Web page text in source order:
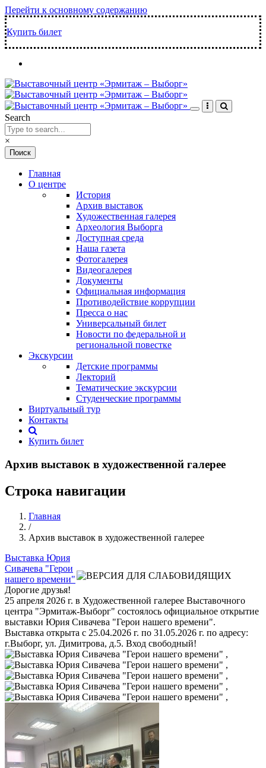
Перейти к основному содержанию
Купить билет
Search
×
Главная
О центре
История
Архив выставок
Художественная галерея
Археология Выборга
Доступная среда
Наша газета
Фотогалерея
Видеогалерея
Документы
Официальная информация
Противодействие коррупции
Пресса о нас
Универсальный билет
Новости по федеральной и
региональной повестке
Экскурсии
Детские программы
Лекторий
Тематические экскурсии
Студенческие программы
Виртуальный тур
Контакты
Купить билет
Архив выставок в художественной галерее
Строка навигации
Главная
/
Архив выставок в художественной галерее
Выставка Юрия
Сивачева "Герои
нашего времени"
Дорогие друзья!
25 апреля 2026 г. в Художественной галерее Выставочного
центра "Эрмитаж-Выборг" состоялось официальное открытие
выставки Юрия Сивачева "Герои нашего времени".
Выставка открыта с 25.04.2026 г. по 31.05.2026 г. по адресу:
г.Выборг, ул. Димитрова, д.5. Вход свободный!
,
,
,
,
,